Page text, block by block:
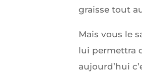
graisse tout
Mais vous le
lui permettra
aujourd’hui